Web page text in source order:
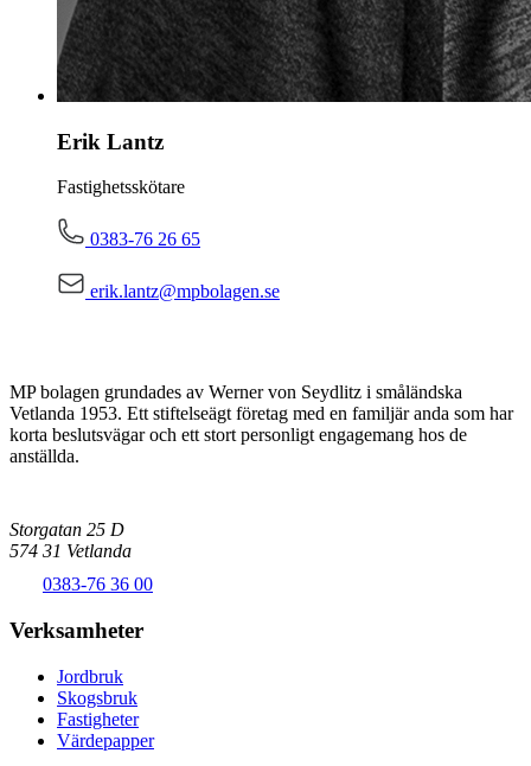
Erik Lantz
Fastighetsskötare
0383-76 26 65
erik.lantz@mpbolagen.se
MP bolagen grundades av Werner von Seydlitz i småländska
Vetlanda 1953. Ett stiftelseägt företag med en familjär anda som har
korta beslutsvägar och ett stort personligt engagemang hos de
anställda.
Storgatan 25 D
574 31 Vetlanda
0383-76 36 00
Verksamheter
Jordbruk
Skogsbruk
Fastigheter
Värdepapper